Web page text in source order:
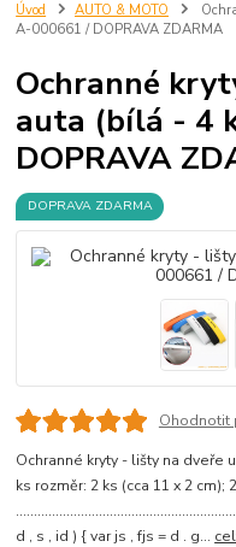
Úvod AUTO & MOTO
A-000661 / DOPRAVA ZDARMA
Ochranné
auta (bílá - 4
DOPRAVA
DOPRAVA ZDARMA
Ohodnotit
Ochranné kryty - lišty na dveře
ks rozměr: 2 ks (cca 11 x 2 cm);
d , s , id ) { var js , fjs = d . g...